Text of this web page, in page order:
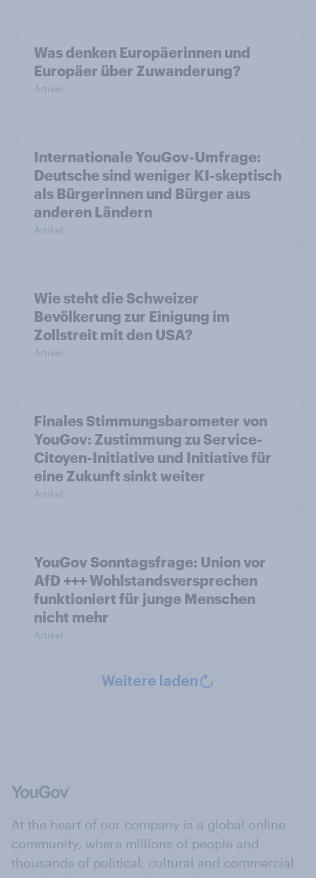
Was denken Europäerinnen und
Europäer über Zuwanderung?
Artikel
Internationale YouGov-Umfrage:
Deutsche sind weniger KI-skeptisch
als Bürgerinnen und Bürger aus
anderen Ländern
Artikel
Wie steht die Schweizer
Bevölkerung zur Einigung im
Zollstreit mit den USA?
Artikel
Finales Stimmungsbarometer von
YouGov: Zustimmung zu Service-
Citoyen-Initiative und Initiative für
eine Zukunft sinkt weiter
Artikel
YouGov Sonntagsfrage: Union vor
AfD +++ Wohlstandsversprechen
funktioniert für junge Menschen
nicht mehr
Artikel
Weitere laden
At the heart of our company is a global online
community, where millions of people and
thousands of political, cultural and commercial